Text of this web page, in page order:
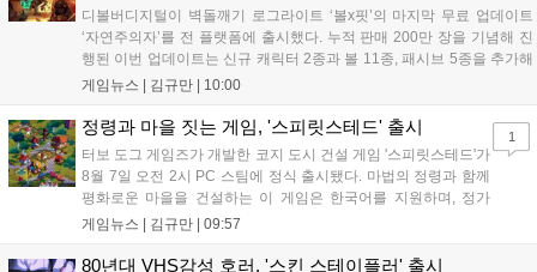
디볼버디지털이 벽돌깨기 로그라이트 ‘볼x핏’의 마지막 무료 업데이트
‘자연주의자’를 전 플랫폼에 출시했다. 누적 판매 200만 장을 기념해 진
행된 이번 업데이트는 신규 캐릭터 2종과 볼 11종, 패시브 5종을 추가해
전략적 재미를 높였다. 게임은 PC와 콘솔, 모바일에서 한글판으로 즐길
라고 밝혀 향후 행보에 기대감을 모으고 있다. 상세 정보는 공식 홈페이
지에서 확인 가능하다....
게임뉴스 | 김규만 10:00
정령과 마을 짓는 게임, '스피릿스테드' 출시
터보 도그 게임즈가 개발한 코지 도시 건설 게임 '스피릿스테드'가
8월 7일 오전 2시 PC 스팀에 정식 출시됐다. 마법의 정령과 함께
평화로운 마을을 건설하는 이 게임은 한국어를 지원하며, 정가
10,700원에서 10% 할인된 9,630원에 판매된다. 플레이어는 어
고 정령을 활용해 공동체를 성장시킬 수 있다. 따뜻한 손그림 그
게임뉴스 | 김규만 09:57
1
80년대 VHS감성 호러, '스킨 스테이플러' 출시